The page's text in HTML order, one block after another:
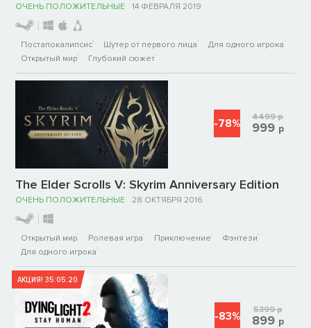
ОЧЕНЬ ПОЛОЖИТЕЛЬНЫЕ 14 ФЕВРАЛЯ 2019
Постапокалипсис Шутер от первого лица
Для одного игрока
Открытый мир
Глубокий сюжет
The Elder Scrolls V: Skyrim Anniversary Edition
ОЧЕНЬ ПОЛОЖИТЕЛЬНЫЕ 28 ОКТЯБРЯ 2016
Открытый мир Ролевая игра Приключение
Фэнтези
Для одного игрока
-78% 4499р
999 р
АКЦИЯ!35:05:20
-83% 5399р
899 р